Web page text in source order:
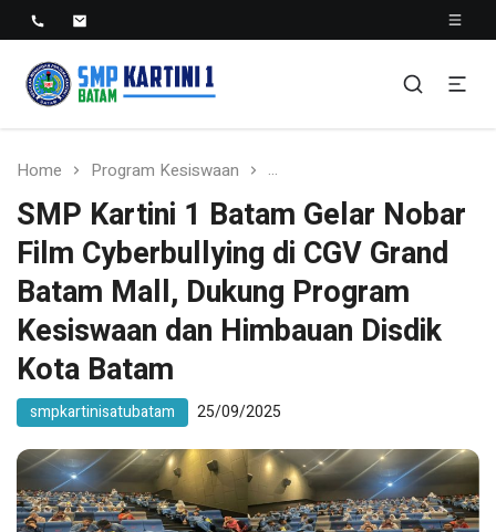
Home Program Kesiswaan SMP Kartini 1 Batam Gelar
SMP Kartini 1 Batam Gelar Nobar
Film Cyberbullying di CGV Grand
Batam Mall, Dukung Program
Kesiswaan dan Himbauan Disdik
Kota Batam
smpkartinisatubatam 25/09/2025